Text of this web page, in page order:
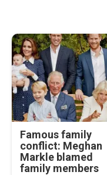
Famous family
conflict: Meghan
Markle blamed
family members